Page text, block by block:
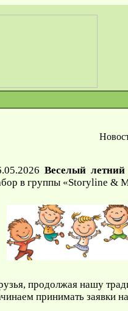
Веселый летний
в группы «Storyline &
продолжая нашу
принимать заявки